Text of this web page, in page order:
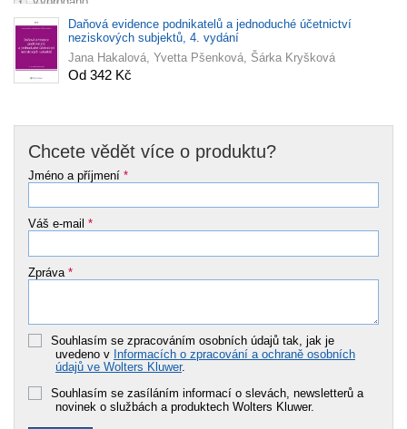
Daňová evidence podnikatelů a jednoduché účetnictví
neziskových subjektů, 4. vydání
Jana Hakalová, Yvetta Pšenková, Šárka Kryšková
Od 342 Kč
Chcete vědět více o produktu?
Jméno a příjmení *
Váš e-mail *
Zpráva *
Souhlasím se zpracováním osobních údajů tak, jak je
uvedeno v Informacích o zpracování a ochraně osobních
údajů ve Wolters Kluwer.
Souhlasím se zasíláním informací o slevách, newsletterů a
novinek o službách a produktech Wolters Kluwer.